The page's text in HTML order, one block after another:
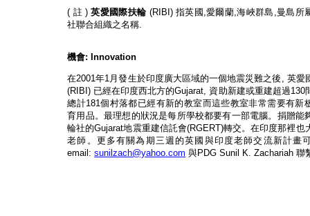
( 註 )英愛國際扶輪 (RIBI) 指英國 ,愛爾蘭,海峽群島 ,曼島所
社聯合組織之名稱.
機會: Innovation
在2001年1月發生於印度廣大區域的一個地震災難之後 , 英愛
(RIBI) 已經在印度西北方的Gujarat, 資助新建或重建超過130
總計181個村落都已經有新的教室而這些教室非常需要有新
育用品。最理想的狀況是每所學校都要有一部電腦。捐贈能
輪社的Gujarat地震重建信託會(RGERT)轉交。在印度那裡也
老師。更多有關為期三週的英國與印度老師交流新計畫
email:sunilzach@yahoo.com 與PDG Sunil K. Zachariah聯